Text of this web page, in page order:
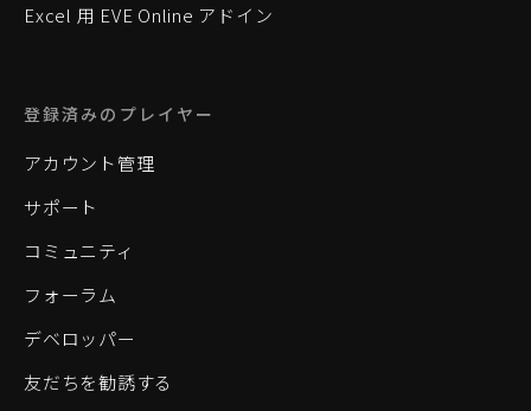
Excel 用 EVE Online アドイン
登録済みのプレイヤー
アカウント管理
サポート
コミュニティ
フォーラム
デベロッパー
友だちを勧誘する